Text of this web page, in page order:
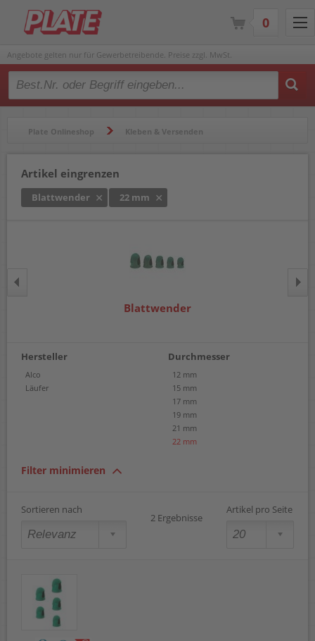
Angebote gelten nur für Gewerbetreibende. Preise zzgl. MwSt.
Type 2 or more characters for results.
Plate Onlineshop Kleben & Versenden
Artikel eingrenzen
Blattwender 22 mm
Blattwender
Hersteller
Alco
Läufer
Durchmesser
12 mm
15 mm
17 mm
19 mm
21 mm
22 mm
Filter minimieren
Sortieren nach
2 Ergebnisse
Artikel pro Seite
0